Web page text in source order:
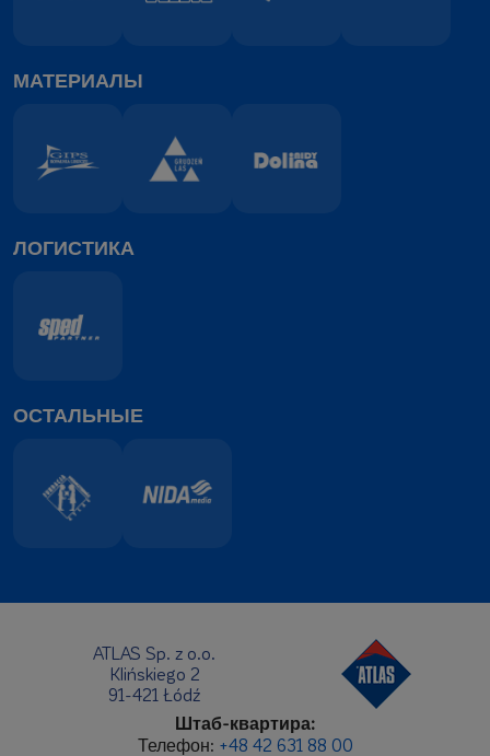
МАТЕРИАЛЫ
ЛОГИСТИКА
ОСТАЛЬНЫЕ
ATLAS Sp. z o.o.
Klińskiego 2
91-421 Łódź
Штаб-квартира:
Телефон: +48 42 631 88 00